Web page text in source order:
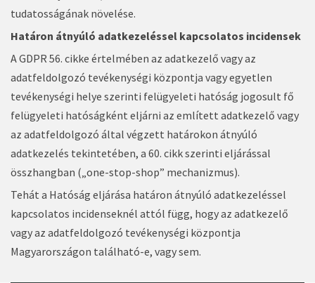
tudatosságának növelése.
Határon átnyúló adatkezeléssel kapcsolatos incidensek
A GDPR 56. cikke értelmében az adatkezelő vagy az
adatfeldolgozó tevékenységi központja vagy egyetlen
tevékenységi helye szerinti felügyeleti hatóság jogosult fő
felügyeleti hatóságként eljárni az említett adatkezelő vagy
az adatfeldolgozó által végzett határokon átnyúló
adatkezelés tekintetében, a 60. cikk szerinti eljárással
összhangban („one-stop-shop” mechanizmus).
Tehát a Hatóság eljárása határon átnyúló adatkezeléssel
kapcsolatos incidenseknél attól függ, hogy az adatkezelő
vagy az adatfeldolgozó tevékenységi központja
Magyarországon található-e, vagy sem.